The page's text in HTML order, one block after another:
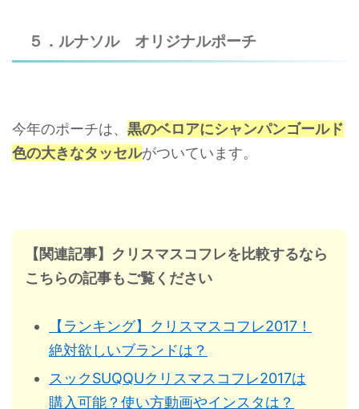
５．ルナソル オリジナルポーチ
今年のポーチは、 黒のベロアにシャンパンゴールド
色の大きなタッセルがついています。
【関連記事】クリスマスコフレを比較するなら
こちらの記事もご覧ください
【ランキング】クリスマスコフレ2017！
絶対欲しいブランドは？
スックSUQQUクリスマスコフレ2017は
購入可能？使い方動画やインスタは？